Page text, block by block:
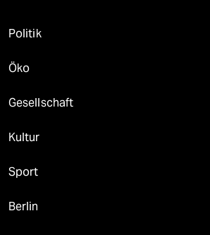
Politik
Öko
Gesellschaft
Kultur
Sport
Berlin